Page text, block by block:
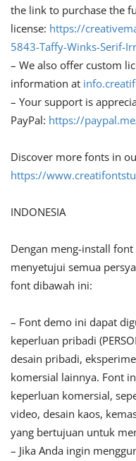
the link to purchase the
license: https://
5843-Taffy-Winks-Serif-
– We also offer custom
information at
– Your support is
PayPal: https://
Discover more fonts in
https://
INDONESIA
Dengan meng-install
menyetujui semua
font dibawah ini:
– Font demo ini dapat
keperluan pribadi
desain pribadi,
komersial lainnya. Font
keperluan komersial,
video, desain kaos,
yang bertujuan untuk
– Jika Anda ingin